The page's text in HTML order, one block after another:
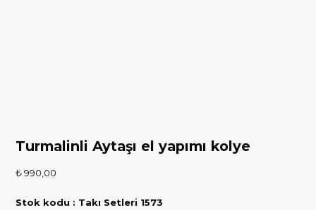
Turmalinli Aytaşı el yapımı kolye
₺990,00
Stok kodu : Takı Setleri 1573